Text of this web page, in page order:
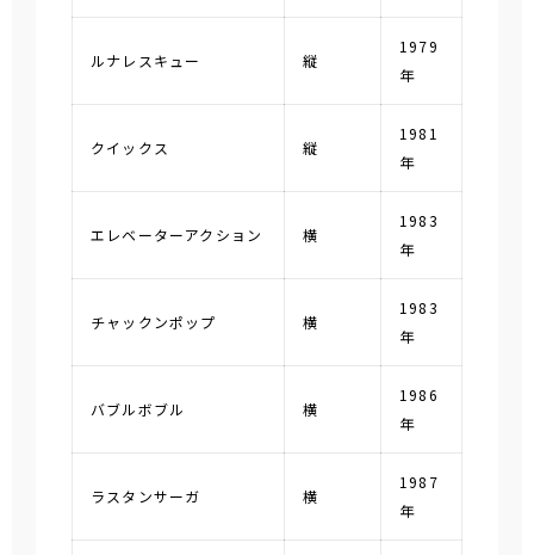
ルナレスキュー 縦
1979
年
クイックス 縦
1981
年
エレベーターアクション 横
1983
年
チャックンポップ 横
1983
年
バブルボブル 横
1986
年
ラスタンサーガ 横
1987
年